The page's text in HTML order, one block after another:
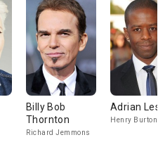
Billy Bob
Thornton
Richard Jemmons
Adrian
Henry Burton